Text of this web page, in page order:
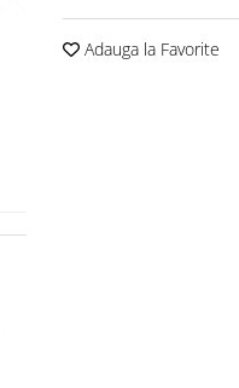
Adauga la Favorite